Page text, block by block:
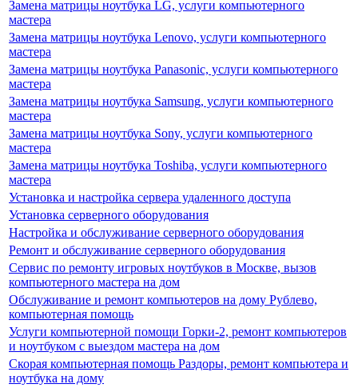
Замена матрицы ноутбука LG, услуги компьютерного
мастера
Замена матрицы ноутбука Lenovo, услуги компьютерного
мастера
Замена матрицы ноутбука Panasonic, услуги компьютерного
мастера
Замена матрицы ноутбука Samsung, услуги компьютерного
мастера
Замена матрицы ноутбука Sony, услуги компьютерного
мастера
Замена матрицы ноутбука Toshiba, услуги компьютерного
мастера
Установка и настройка сервера удаленного доступа
Установка серверного оборудования
Настройка и обслуживание серверного оборудования
Ремонт и обслуживание серверного оборудования
Сервис по ремонту игровых ноутбуков в Москве, вызов
компьютерного мастера на дом
Обслуживание и ремонт компьютеров на дому Рублево,
компьютерная помощь
Услуги компьютерной помощи Горки-2, ремонт компьютеров
и ноутбуком с выездом мастера на дом
Скорая компьютерная помощь Раздоры, ремонт компьютера и
ноутбука на дому